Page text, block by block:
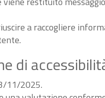
a raccogliere
di
11/2025.